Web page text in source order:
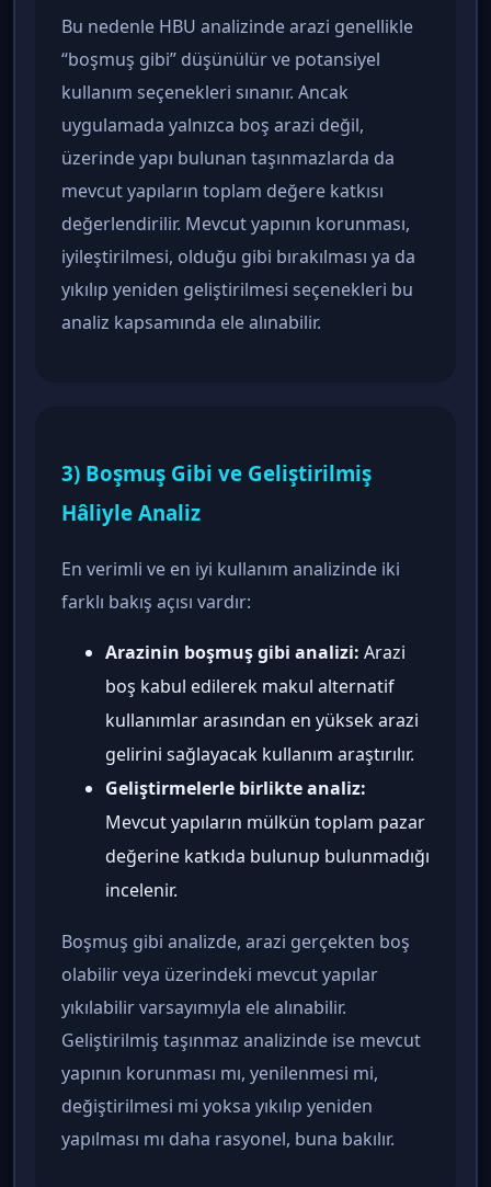
Bu nedenle HBU analizinde arazi genellikle
“boşmuş gibi” düşünülür ve potansiyel
kullanım seçenekleri sınanır. Ancak
uygulamada yalnızca boş arazi değil,
üzerinde yapı bulunan taşınmazlarda da
mevcut yapıların toplam değere katkısı
değerlendirilir. Mevcut yapının korunması,
iyileştirilmesi, olduğu gibi bırakılması ya da
yıkılıp yeniden geliştirilmesi seçenekleri bu
analiz kapsamında ele alınabilir.
3) Boşmuş Gibi ve Geliştirilmiş
Hâliyle Analiz
En verimli ve en iyi kullanım analizinde iki
farklı bakış açısı vardır:
Arazinin boşmuş gibi analizi: Arazi
boş kabul edilerek makul alternatif
kullanımlar arasından en yüksek arazi
gelirini sağlayacak kullanım araştırılır.
Geliştirmelerle birlikte analiz:
Mevcut yapıların mülkün toplam pazar
değerine katkıda bulunup bulunmadığı
incelenir.
Boşmuş gibi analizde, arazi gerçekten boş
olabilir veya üzerindeki mevcut yapılar
yıkılabilir varsayımıyla ele alınabilir.
Geliştirilmiş taşınmaz analizinde ise mevcut
yapının korunması mı, yenilenmesi mi,
değiştirilmesi mi yoksa yıkılıp yeniden
yapılması mı daha rasyonel, buna bakılır.